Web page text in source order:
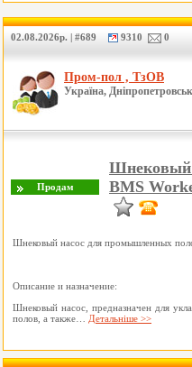
02.08.2026р. | #689 9310 0
Пром-пол , ТзОВ
Україна,
Шнековый
BMS
Шнековый насос для промышленных
Описание и назначение:
Шнековый насос, предназначен для
полов, а также… Детальніше >>